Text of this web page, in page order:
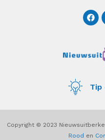
F
a
c
o
o
Tip
Copyright © 2023
Rood en